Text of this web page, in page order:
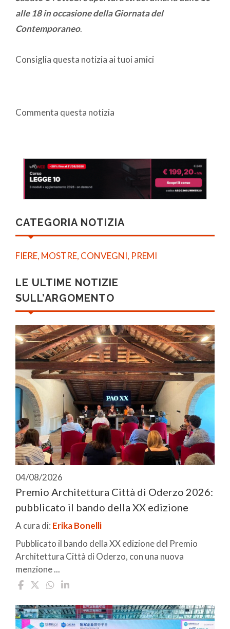
alle 18 in occasione della Giornata del
Contemporaneo.
Consiglia questa notizia ai tuoi amici
Commenta questa notizia
CATEGORIA NOTIZIA
FIERE, MOSTRE, CONVEGNI, PREMI
LE ULTIME NOTIZIE
SULL’ARGOMENTO
04/08/2026
Premio Architettura Città di Oderzo 2026:
pubblicato il bando della XX edizione
A cura di: Erika Bonelli
Pubblicato il bando della XX edizione del Premio
Architettura Città di Oderzo, con una nuova
menzione ...